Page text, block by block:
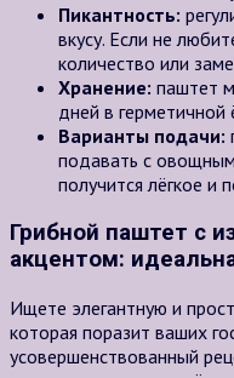
Пикантность:
вкусу. Если не
количество или
Хранение: паштет
дней в герметичной
Варианты подачи:
подавать с
получится лёгкое и
Грибной паштет с
акцентом:
Ищете элегантную и
которая поразит ваших
усовершенствованный